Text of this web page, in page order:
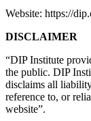
Website: https://
DISCLAIMER
“DIP Institute
the public. DIP
disclaims all
reference to, or
website”.